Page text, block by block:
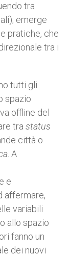
tra
emerge
pratiche, che
tra i
tutti gli
spazio
offline del
tra status
città o
. A
e
affermare,
variabili
allo spazio
fanno un
dei nuovi